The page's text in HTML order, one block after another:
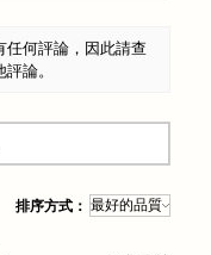
任何評論，因此請查
論。
排序方式：